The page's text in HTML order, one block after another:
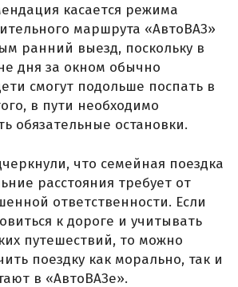
касается режима
маршрута «АвтоВАЗ»
ранний выезд, поскольку в
дня за окном обычно
смогут подольше поспать в
в пути необходимо
обязательные остановки.
что семейная поездка
расстояния требует от
ответственности. Если
к дороге и учитывать
путешествий, то можно
поездку как морально, так и
в «АвтоВАЗе».